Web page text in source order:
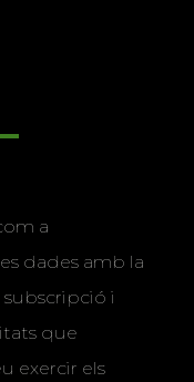
a
dades amb la
i
que
exercir els